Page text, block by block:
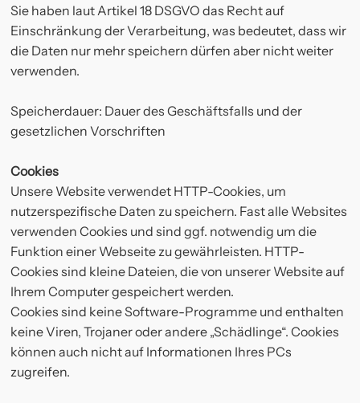
Sie haben laut Artikel 18 DSGVO das Recht auf
Einschränkung der Verarbeitung, was bedeutet, dass wir
die Daten nur mehr speichern dürfen aber nicht weiter
verwenden.
Speicherdauer: Dauer des Geschäftsfalls und der
gesetzlichen Vorschriften
Cookies
Unsere Website verwendet HTTP-Cookies, um
nutzerspezifische Daten zu speichern. Fast alle Websites
verwenden Cookies und sind ggf. notwendig um die
Funktion einer Webseite zu gewährleisten. HTTP-
Cookies sind kleine Dateien, die von unserer Website auf
Ihrem Computer gespeichert werden.
Cookies sind keine Software-Programme und enthalten
keine Viren, Trojaner oder andere „Schädlinge“. Cookies
können auch nicht auf Informationen Ihres PCs
zugreifen.